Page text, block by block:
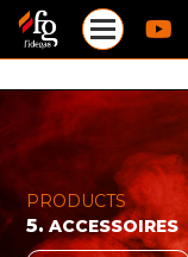
PRODUCTS
5. ACCESSOIRES